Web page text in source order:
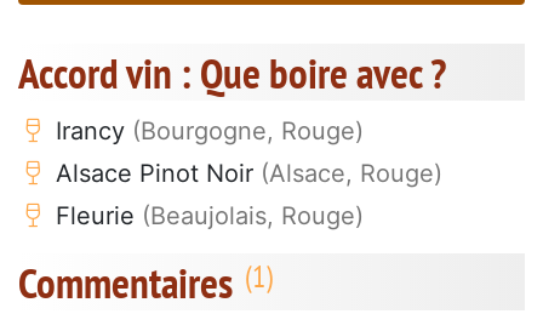
Accord vin : Que boire avec ?
Irancy (Bourgogne, Rouge)
Alsace Pinot Noir (Alsace, Rouge)
Fleurie (Beaujolais, Rouge)
Commentaires